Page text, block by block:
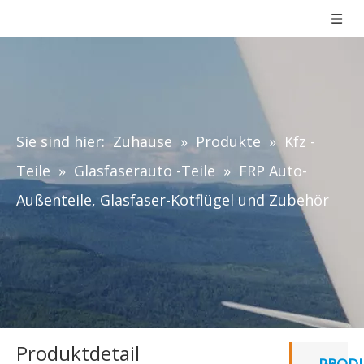
Sie sind hier: Zuhause » Produkte » Kfz -
Teile » Glasfaserauto -Teile » FRP Auto-
Außenteile, Glasfaser-Kotflügel und Zubehör
Produktdetail